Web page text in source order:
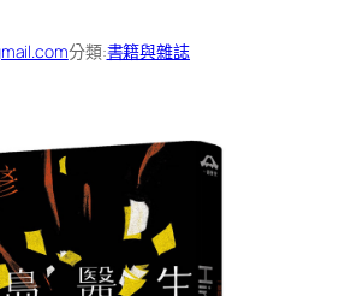
分類:書籍與雜誌